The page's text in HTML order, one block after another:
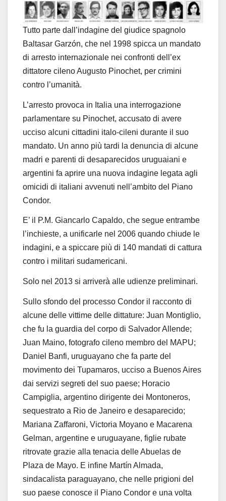
Tutto parte dall’indagine del giudice spagnolo
Baltasar Garzón, che nel 1998 spicca un mandato
di arresto internazionale nei confronti dell’ex
dittatore cileno Augusto Pinochet, per crimini
contro l’umanità.
L’arresto provoca in Italia una interrogazione
parlamentare su Pinochet, accusato di avere
ucciso alcuni cittadini italo-cileni durante il suo
mandato. Un anno più tardi la denuncia di alcune
madri e parenti di desaparecidos uruguaiani e
argentini fa aprire una nuova indagine legata agli
omicidi di italiani avvenuti nell’ambito del Piano
Condor.
E’ il P.M. Giancarlo Capaldo, che segue entrambe
l’inchieste, a unificarle nel 2006 quando chiude le
indagini, e a spiccare più di 140 mandati di cattura
contro i militari sudamericani.
Solo nel 2013 si arriverà alle udienze preliminari.
Sullo sfondo del processo Condor il racconto di
alcune delle vittime delle dittature: Juan Montiglio,
che fu la guardia del corpo di Salvador Allende;
Juan Maino, fotografo cileno membro del MAPU;
Daniel Banfi, uruguayano che fa parte del
movimento dei Tupamaros, ucciso a Buenos Aires
dai servizi segreti del suo paese; Horacio
Campiglia, argentino dirigente dei Montoneros,
sequestrato a Rio de Janeiro e desaparecido;
Mariana Zaffaroni, Victoria Moyano e Macarena
Gelman, argentine e uruguayane, figlie rubate
ritrovate grazie alla tenacia delleAbuelas de
Plaza de Mayo. E infine Martín Almada,
sindacalista paraguayano, che nelle prigioni del
suo paese conosce il Piano Condor e una volta